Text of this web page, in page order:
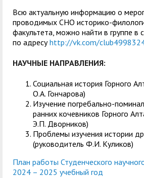
Всю актуальную информацию о
проводимых СНО историко-
факультета, можно найти в группе в
по адресуhttp://vk.com/
НАУЧНЫЕ НАПРАВЛЕНИЯ:
Социальная история Горного
О.А. Гончарова)
Изучение погребально-
ранних кочевников Горного
Э.П. Дворников)
Проблемы изучения истории
(руководитель Ф.И. Куликов)
План работы Студенческого
2024 – 2025 учебный год